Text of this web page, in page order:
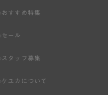
おすすめ特集
セール
スタッフ募集
ケユカについて